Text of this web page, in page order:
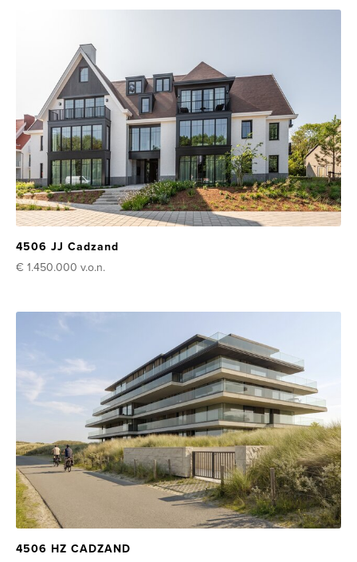
4506 JJ Cadzand
€ 1.450.000 v.o.n.
4506 HZ CADZAND